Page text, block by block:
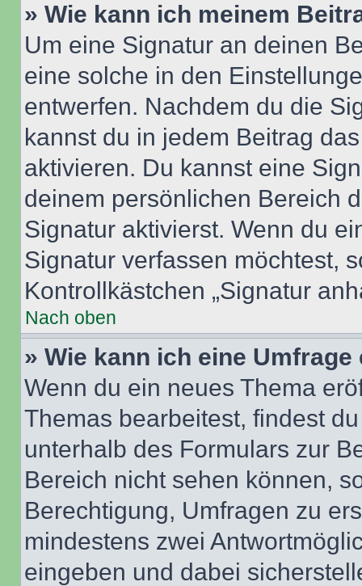
» Wie kann ich meinem
Um eine Signatur an deinen
eine solche in den
entwerfen. Nachdem du die
kannst du in jedem Beitrag
aktivieren. Du kannst eine
deinem persönlichen Bereich
Signatur aktivierst. Wenn du
Signatur verfassen möchtest,
Kontrollkästchen „Signatur
Nach oben
» Wie kann ich eine
Wenn du ein neues Thema
Themas bearbeitest, findest
unterhalb des Formulars zur
Bereich nicht sehen können,
Berechtigung, Umfragen zu
mindestens zwei
eingeben und dabei